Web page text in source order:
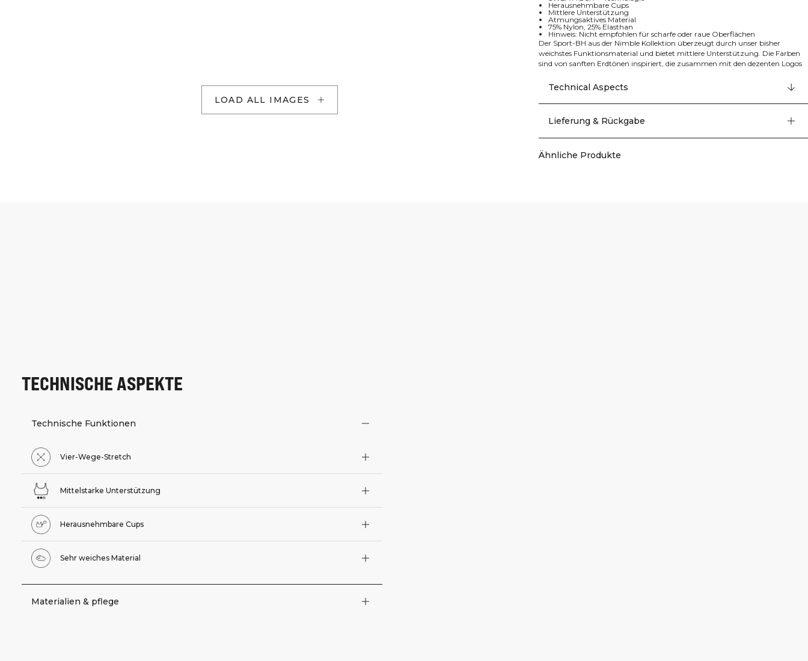
LOAD ALL IMAGES
Herausnehmbare Cups
Mittlere Unterstützung
Atmungsaktives Material
75% Nylon, 25% Elasthan
Hinweis: Nicht empfohlen für scharfe oder raue Oberflächen
Der Sport-BH aus der Nimble Kollektion überzeugt durch unser bisher
weichstes Funktionsmaterial und bietet mittlere Unterstützung. Die Farben
sind von sanften Erdtönen inspiriert, die zusammen mit den dezenten Logos
Pilates. Mit ICIW-Logo, SWEATTECHTM, herausnehmbaren Cups und
mittlerer Unterstützung ist dieser BH atmungsaktiv und komfortabel. Das
leicht gebürstete Material kann ein hartes Training aushalten, aber wir
Oberflächen aussetzen, zum Beispiel Hanteln oder Klettverschlüsse. 75%
Technical Aspects
Lieferung & Rückgabe
Ähnliche Produkte
TECHNISCHE ASPEKTE
Technische Funktionen
Vier-Wege-Stretch
Mittelstarke Unterstützung
Herausnehmbare Cups
Sehr weiches Material
Materialien & pflege